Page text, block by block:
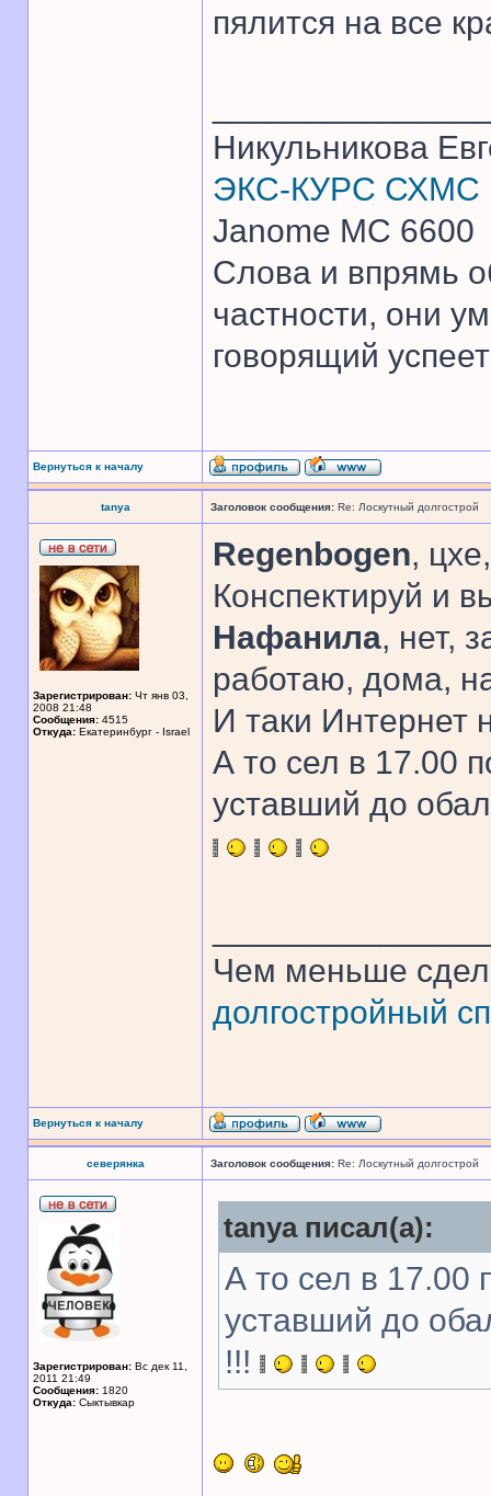
пялится на все
Никульникова
ЭКС-КУРС СХМС
Janome MC 6600
Слова и впрямь
частности, они
говорящий
Вернуться к началу
tanya Заголовок сообщения: Re: Лоскутный долгострой
Зарегистрирован: Чт янв 03,
2008 21:48
Сообщения: 4515
Откуда: Екатеринбург - Israel
Regenbogen,
Конспектируй и
Нафанила, нет,
работаю, дома,
И таки Интернет
А то сел в 17.00
уставший до
Чем меньше
долгостройный
Вернуться к началу
северянка Заголовок сообщения: Re: Лоскутный долгострой
Зарегистрирован: Вс дек 11,
2011 21:49
Сообщения: 1820
Откуда: Сыктывкар
tanya писал(а):
А то сел в 17.00
уставший до
!!!